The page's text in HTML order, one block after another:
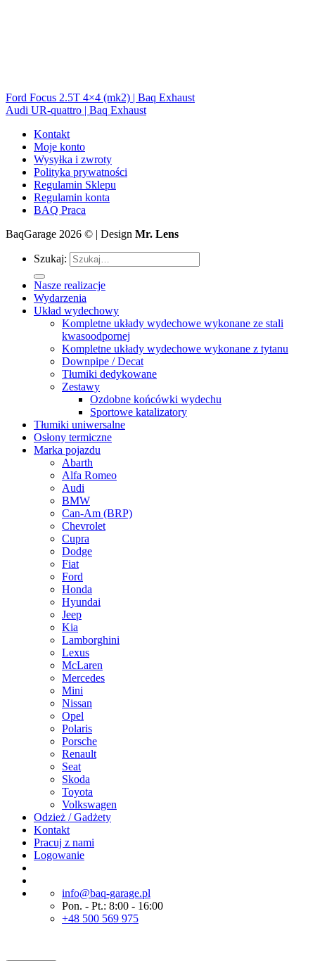
Ford Focus 2.5T 4×4 (mk2) | Baq Exhaust
Audi UR-quattro | Baq Exhaust
Kontakt
Moje konto
Wysyłka i zwroty
Polityka prywatności
Regulamin Sklepu
Regulamin konta
BAQ Praca
BaqGarage 2026 © | Design Mr. Lens
Szukaj:
Nasze realizacje
Wydarzenia
Układ wydechowy
Kompletne układy wydechowe wykonane ze stali
kwasoodpornej
Kompletne układy wydechowe wykonane z tytanu
Downpipe / Decat
Tłumiki dedykowane
Zestawy
Ozdobne końcówki wydechu
Sportowe katalizatory
Tłumiki uniwersalne
Osłony termiczne
Marka pojazdu
Abarth
Alfa Romeo
Audi
BMW
Can-Am (BRP)
Chevrolet
Cupra
Dodge
Fiat
Ford
Honda
Hyundai
Jeep
Kia
Lamborghini
Lexus
McLaren
Mercedes
Mini
Nissan
Opel
Polaris
Porsche
Renault
Seat
Skoda
Toyota
Volkswagen
Odzież / Gadżety
Kontakt
Pracuj z nami
Logowanie
info@baq-garage.pl
Pon. - Pt.: 8:00 - 16:00
+48 500 569 975